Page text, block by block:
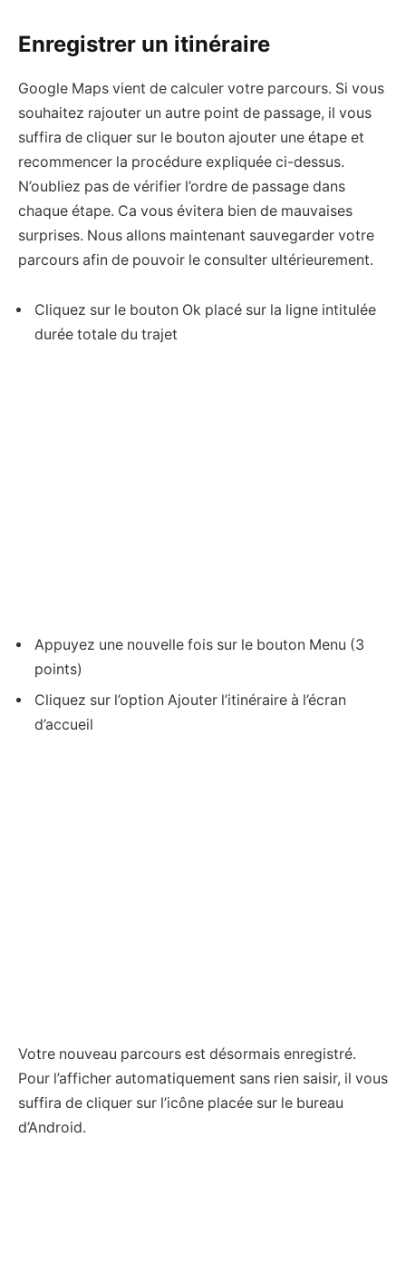
Enregistrer un itinéraire
Google Maps vient de calculer votre parcours. Si vous
souhaitez rajouter un autre point de passage, il vous
suffira de cliquer sur le bouton ajouter une étape et
recommencer la procédure expliquée ci-dessus.
N’oubliez pas de vérifier l’ordre de passage dans
chaque étape. Ca vous évitera bien de mauvaises
surprises. Nous allons maintenant sauvegarder votre
parcours afin de pouvoir le consulter ultérieurement.
Cliquez sur le bouton Ok placé sur la ligne intitulée
durée totale du trajet
Appuyez une nouvelle fois sur le bouton Menu (3
points)
Cliquez sur l’option Ajouter l’itinéraire à l’écran
d’accueil
Votre nouveau parcours est désormais enregistré.
Pour l’afficher automatiquement sans rien saisir, il vous
suffira de cliquer sur l’icône placée sur le bureau
d’Android.